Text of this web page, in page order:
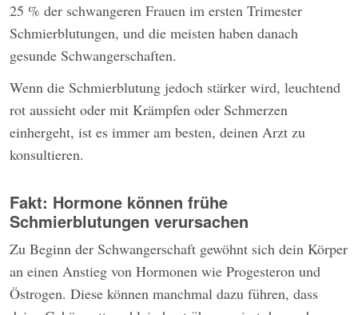
25 % der schwangeren Frauen im ersten Trimester
Schmierblutungen, und die meisten haben danach
gesunde Schwangerschaften.
Wenn die Schmierblutung jedoch stärker wird, leuchtend
rot aussieht oder mit Krämpfen oder Schmerzen
einhergeht, ist es immer am besten, deinen Arzt zu
konsultieren.
Fakt: Hormone können frühe
Schmierblutungen verursachen
Zu Beginn der Schwangerschaft gewöhnt sich dein Körper
an einen Anstieg von Hormonen wie Progesteron und
Östrogen. Diese können manchmal dazu führen, dass